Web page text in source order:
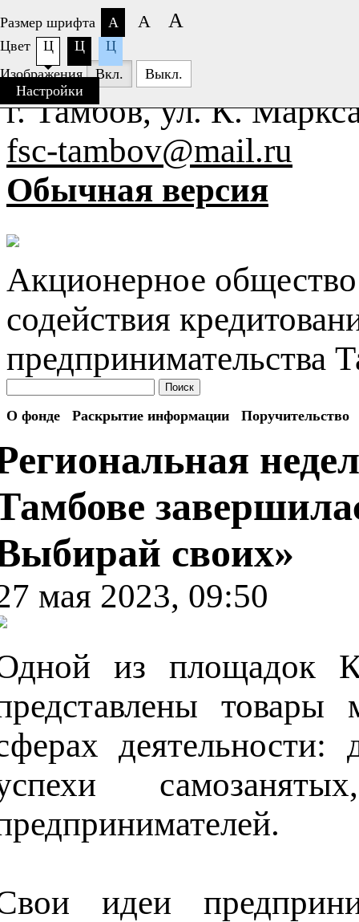
Размер шрифта А А А
Цвет Ц Ц
Ц
Изображения Вкл.
Выкл.
Настройки
+7 (4752)63-77-26
г. Тамбов, ул. К.
fsc-tambov@mail.ru
Обычная версия
Акционерное
содействия
предпринимательства
Поиск
О фонде Раскрытие информации Поручительство
своих»
мая 2023, 09:50
из площадок
товары
идеи